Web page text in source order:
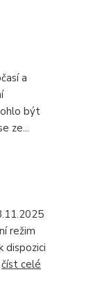
a
být
ze...
režim
dispozici
číst celé